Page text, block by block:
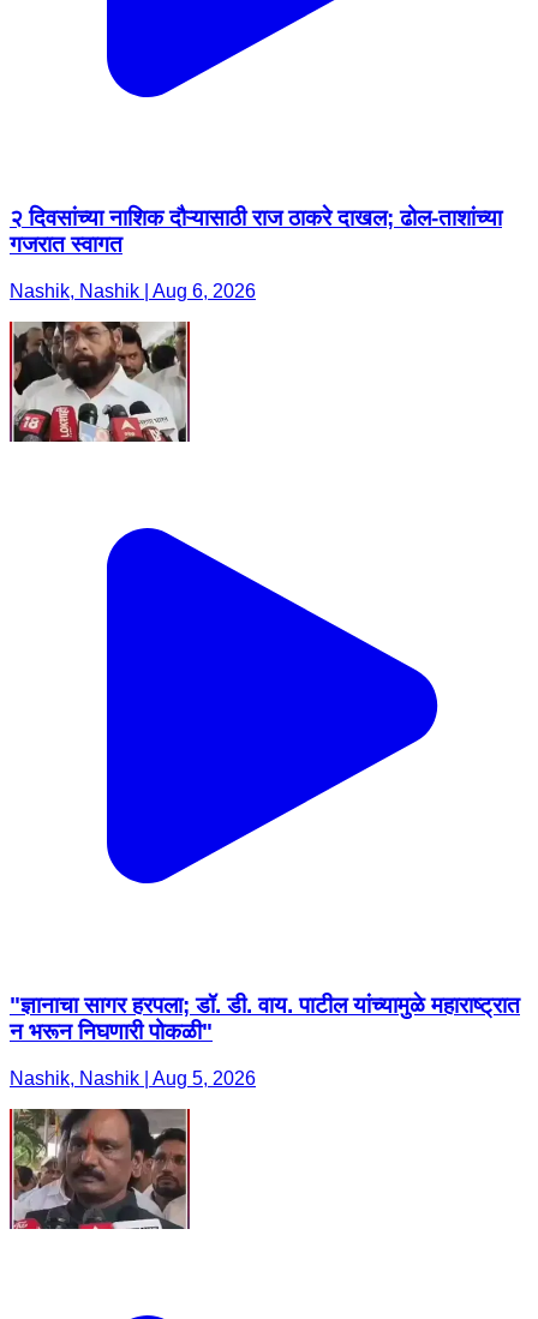
२ दिवसांच्या नाशिक दौऱ्यासाठी राज ठाकरे दाखल; ढोल-ताशांच्या
गजरात स्वागत
Nashik, Nashik | Aug 6, 2026
"ज्ञानाचा सागर हरपला; डॉ. डी. वाय. पाटील यांच्यामुळे महाराष्ट्रात
न भरून निघणारी पोकळी"
Nashik, Nashik | Aug 5, 2026